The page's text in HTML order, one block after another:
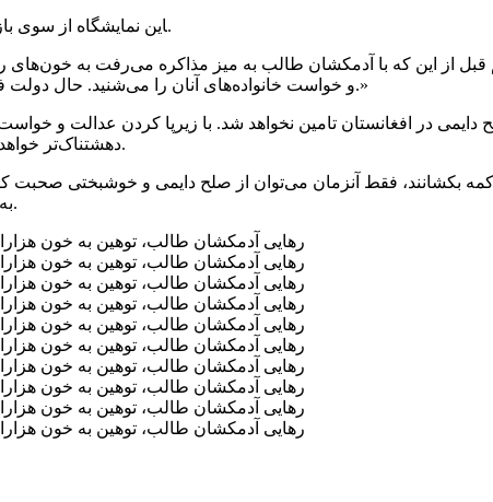
‍این نمایشگاه از سوی بازدیدکنندگان مورد استقبال قرار گرفت.
از این که با آدمکشان طالب به میز مذاکره می‌رفت به
و خواست خانواده‌های آنان را می‌شنید. حال دولت فقط برای معامله با طالبان رفته و بس.»
در افغانستان تامین نخواهد شد. با زیرپا کردن عدالت و خواست
دهشتناک‌تر خواهد گشت و این را در عمل تجربه کرده‌ایم.
بکشانند، فقط آنزمان می‌توان از صلح دایمی و خوشبختی
به‌اصطلاح صلح محکوم به شکست است.